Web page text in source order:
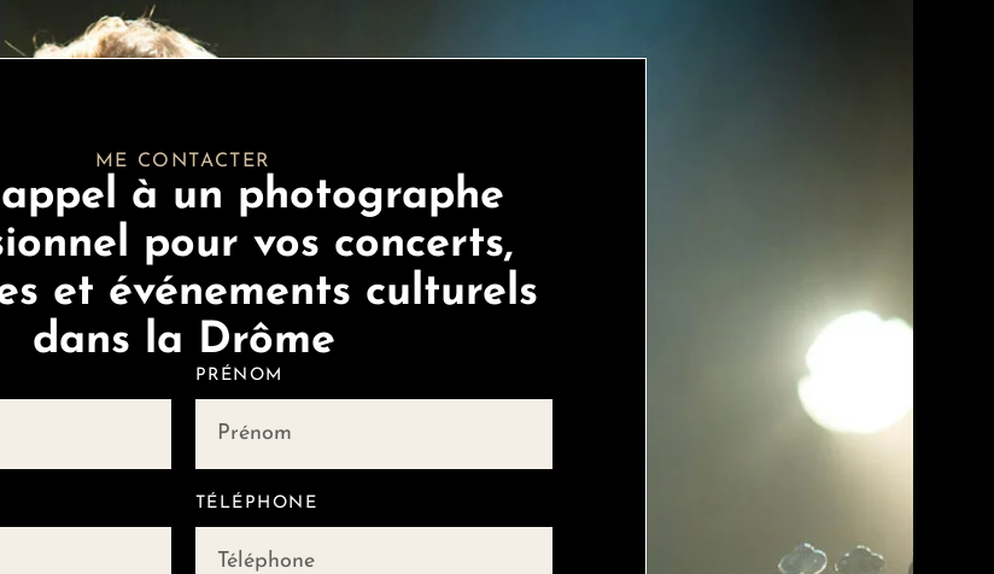
ME CONTACTER
à un photographe
pour vos concerts,
et événements culturels
dans la Drôme
PRÉNOM
TÉLÉPHONE